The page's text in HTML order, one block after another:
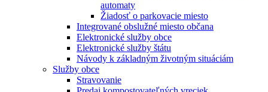
automaty
Žiadosť o parkovacie miesto
Integrované obslužné miesto občana
Elektronické služby obce
Elektronické služby štátu
Návody k základným životným situáciám
Služby obce
Stravovanie